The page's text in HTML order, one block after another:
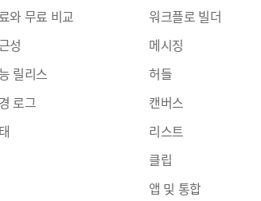
와 무료 비교
성
릴리스
로그
워크플로 빌더
메시징
허들
캔버스
리스트
클립
앱 및 통합